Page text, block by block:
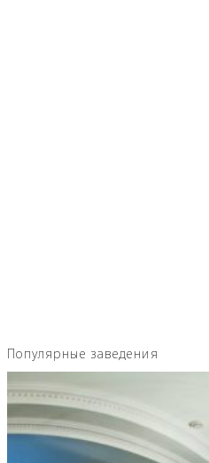
Популярные заведения